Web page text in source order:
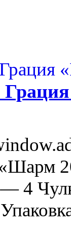
— 4